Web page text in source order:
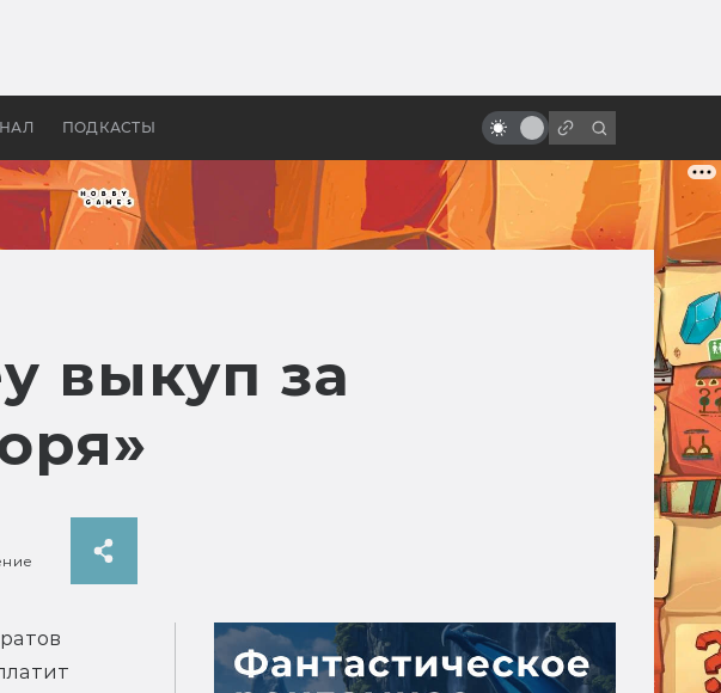
ПОДКАСТЫ
колец»
что вымысел
выкуп за